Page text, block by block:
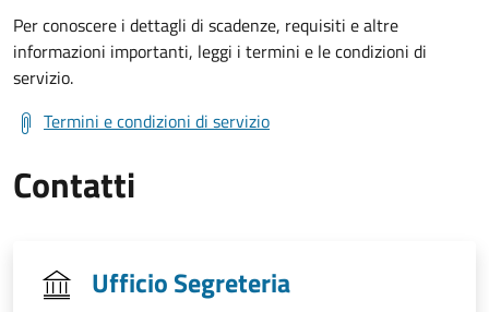
Per conoscere i dettagli di scadenze, requisiti e altre
informazioni importanti, leggi i termini e le condizioni di
servizio.
Termini e condizioni di servizio
Contatti
Ufficio Segreteria